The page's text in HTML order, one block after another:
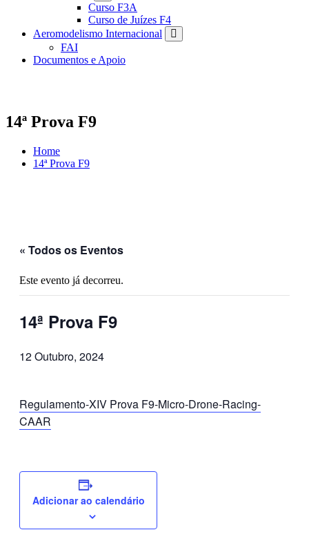
Curso F3A
Curso de Juízes F4
Aeromodelismo Internacional
FAI
Documentos e Apoio
14ª Prova F9
Home
14ª Prova F9
« Todos os Eventos
Este evento já decorreu.
14ª Prova F9
12 Outubro, 2024
Regulamento-XIV Prova F9-Micro-Drone-Racing-
CAAR
Adicionar ao calendário